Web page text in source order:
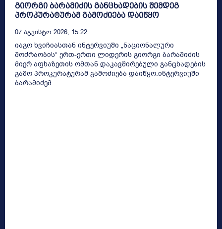
გიორგი ბარამიძის განცხადების შემდეგ
პროკურატურამ გამოძიება დაიწყო
07 Აგვისტო 2026, 15:22
იაგო ხვიჩიასთან ინტერვიუში „ნაციონალური
მოძრაობის“ ერთ-ერთი ლიდერის გიორგი ბარამიძის
მიერ აფხაზეთის ომთან დაკავშირებული განცხადების
გამო პროკურატურამ გამოძიება დაიწყო.ინტერვიუში
ბარამიძემ...